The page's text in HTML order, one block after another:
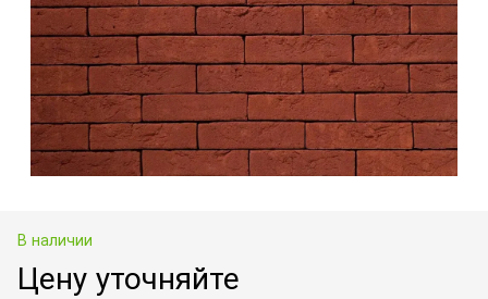
В наличии
Цену уточняйте